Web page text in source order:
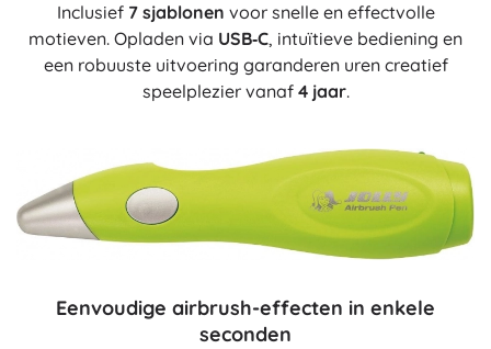
Inclusief 7 sjablonen voor snelle en effectvolle
motieven. Opladen via USB‑C, intuïtieve bediening en
een robuuste uitvoering garanderen uren creatief
speelplezier vanaf 4 jaar.
Eenvoudige airbrush-effecten in enkele
seconden